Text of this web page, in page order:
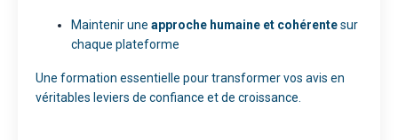
Maintenir une approche humaine et cohérentesur
chaque plateforme
Une formation essentielle pour transformer vos avis en
véritables leviers de confiance et de croissance.